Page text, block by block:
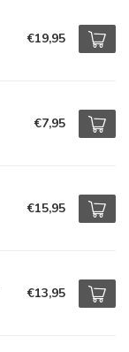
€19,95
€7,95
€15,95
€13,95